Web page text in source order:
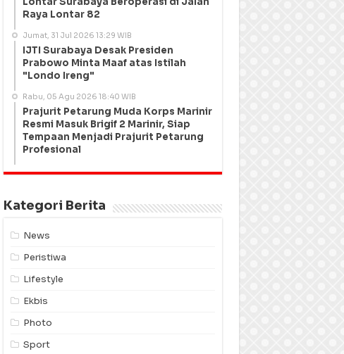
Raya Lontar 82
Jumat, 31 Jul 2026 13:29 WIB
IJTI Surabaya Desak Presiden
Prabowo Minta Maaf atas Istilah
"Londo Ireng"
Rabu, 05 Agu 2026 18:40 WIB
Prajurit Petarung Muda Korps Marinir
Resmi Masuk Brigif 2 Marinir, Siap
Tempaan Menjadi Prajurit Petarung
Profesional
Kategori Berita
News
Peristiwa
Lifestyle
Ekbis
Photo
Sport